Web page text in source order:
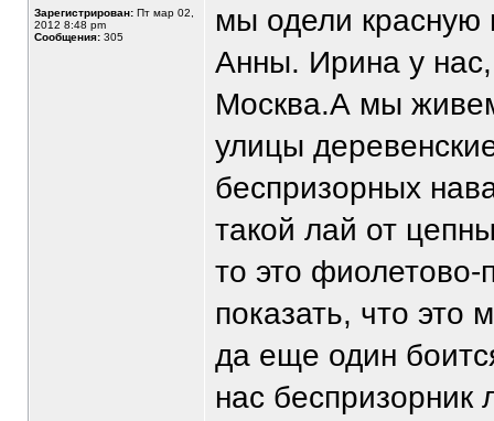
Зарегистрирован: Пт мар 02,
2012 8:48 pm
Сообщения: 305
мы одели красную
Анны. Ирина у
Москва.А мы
улицы
беспризорных
такой лай от
то это
показать, что это
да еще один
нас